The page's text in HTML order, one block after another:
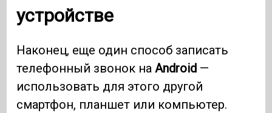
устройстве
Наконец, еще один способ записать
телефонный звонок наAndroid —
использовать для этого другой
смартфон, планшет или компьютер.